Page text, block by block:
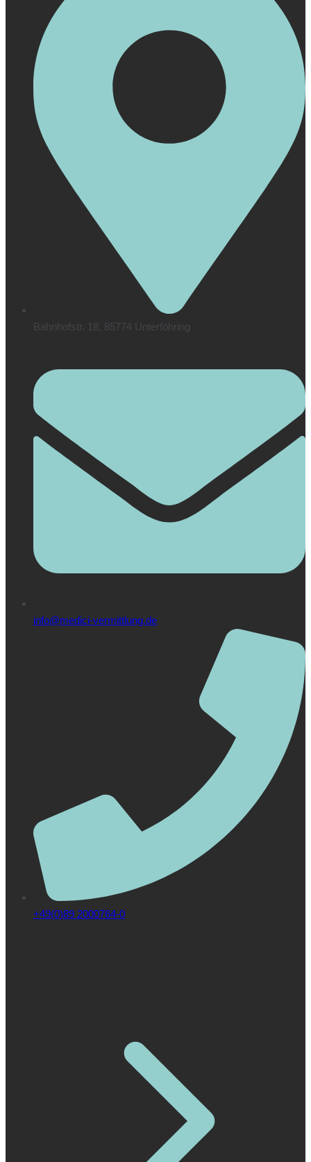
Bahnhofstr. 18, 85774 Unterföhring
info@medici-vermittlung.de
+49(0)89 2000764-0